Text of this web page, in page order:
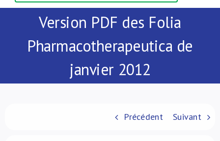
Actualités
Publications
Formations
Version PDF des Folia
Pharmacotherapeutica de
janvier 2012
Précédent Suivant